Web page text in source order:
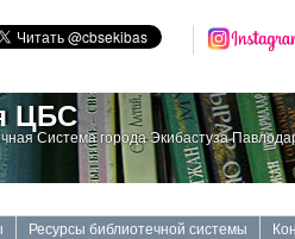
ЦБС
Система города Экибастуза
Ресурсы библиотечной системы